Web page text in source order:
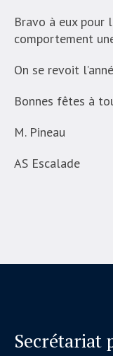
Bravo à eux pour
comportement
On se revoit
Bonnes fêtes à
M. Pineau
AS Escalade
Secrétariat